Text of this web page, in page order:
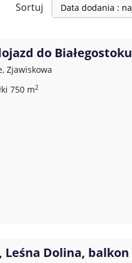
Sortuj
do Białegostoku
Zjawiskowa
750 m2
Leśna Dolina, balkon